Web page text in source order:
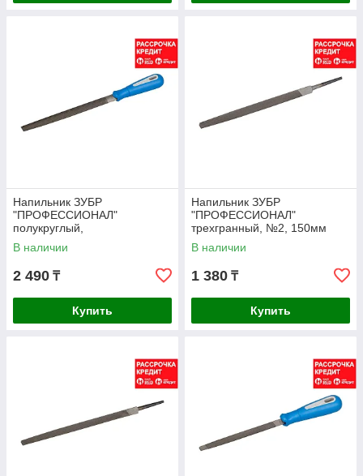
Напильник ЗУБР
"ПРОФЕССИОНАЛ"
полукруглый,
двухкомпонентная рукоятка,
№ 2, 200мм (1621-20-2)
В наличии
2 490 ₸
Купить
Напильник ЗУБР
"ПРОФЕССИОНАЛ"
трехгранный, №2, 150мм
(1630-15-2_z01)
В наличии
1 380 ₸
Купить